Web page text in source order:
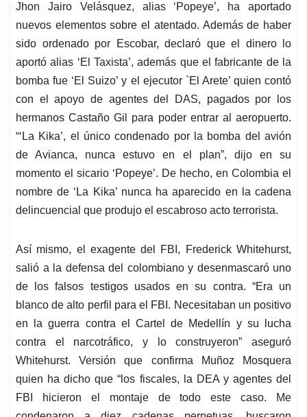
Jhon Jairo Velásquez, alias ‘Popeye’, ha aportado
nuevos elementos sobre el atentado. Además de haber
sido ordenado por Escobar, declaró que el dinero lo
aportó alias ‘El Taxista’, además que el fabricante de la
bomba fue ‘El Suizo’ y el ejecutor `El Arete’ quien contó
con el apoyo de agentes del DAS, pagados por los
hermanos Castaño Gil para poder entrar al aeropuerto.
“‘La Kika’, el único condenado por la bomba del avión
de Avianca, nunca estuvo en el plan”, dijo en su
momento el sicario ‘Popeye’. De hecho, en Colombia el
nombre de ‘La Kika’ nunca ha aparecido en la cadena
delincuencial que produjo el escabroso acto terrorista.
Así mismo, el exagente del FBI, Frederick Whitehurst,
salió a la defensa del colombiano y desenmascaró uno
de los falsos testigos usados en su contra. “Era un
blanco de alto perfil para el FBI. Necesitaban un positivo
en la guerra contra el Cartel de Medellín y su lucha
contra el narcotráfico, y lo construyeron” aseguró
Whitehurst. Versión que confirma Muñoz Mosquera
quien ha dicho que “los fiscales, la DEA y agentes del
FBI hicieron el montaje de todo este caso. Me